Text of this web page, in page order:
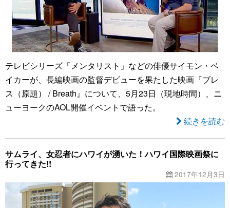
テレビシリーズ「メンタリスト」などの俳優サイモン・ベ
イカーが、長編映画の監督デビューを果たした映画『ブレ
ス（原題） / Breath』について、5月23日（現地時間）、ニ
ューヨークのAOL開催イベントで語った。
続きを読む
サムライ、女忍者にハワイが湧いた！ハワイ国際映画祭に
行ってきた!!
2017年12月3日